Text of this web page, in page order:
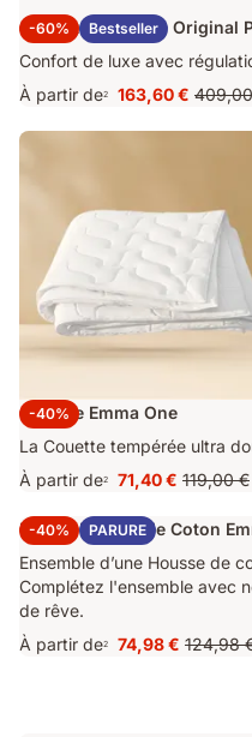
-60% Bestseller
Surmatelas Emma Original
Confort de luxe avec
À partir de2
Prix
163,60 €
163,60 € Prix
-40%
Couette Emma One
La Couette tempérée ultra
À partir de2
Prix
71,40 €
71,40 € Prix
119,00 €
119,00 €
-40% PARURE
Parure Percale de Coton
Ensemble d’une Housse de
Complétez l'ensemble avec
de rêve.
À partir de2
Prix
74,98 € Prix
124,98